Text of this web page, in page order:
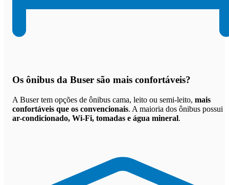
Os ônibus da Buser são mais confortáveis?
A Buser tem opções de ônibus cama, leito ou semi-leito, mais
confortáveis que os convencionais. A maioria dos ônibus possui
ar-condicionado, Wi-Fi, tomadas e água mineral.